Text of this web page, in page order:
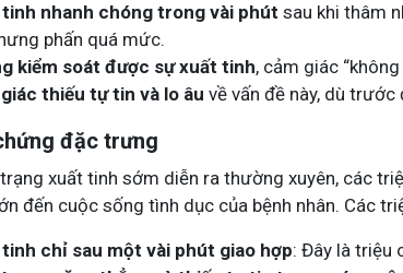
nhanh chóng trong vài phút sau khi thâm
phấn quá mức.
kiểm soát được sự xuất tinh, cảm giác
thiếu tự tin và lo âu về vấn đề này, dù
đặc trưng
xuất tinh sớm diễn ra thường xuyên, các
đến cuộc sống tình dục của bệnh nhân. Các
chỉ sau một vài phút giao hợp: Đây là triệu
Tham gia nhóm